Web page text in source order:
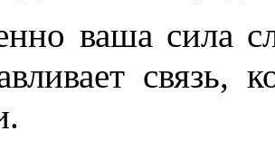
ваша сила
связь,